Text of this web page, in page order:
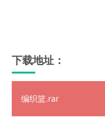
下载地址：
编织篮.rar